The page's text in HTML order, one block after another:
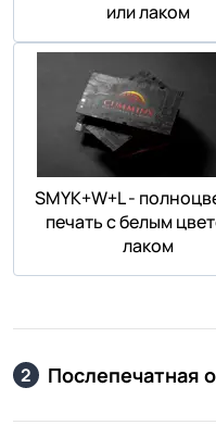
или лаком
SMYK+W+L -
печать с белым
лаком
2 Послепечатная